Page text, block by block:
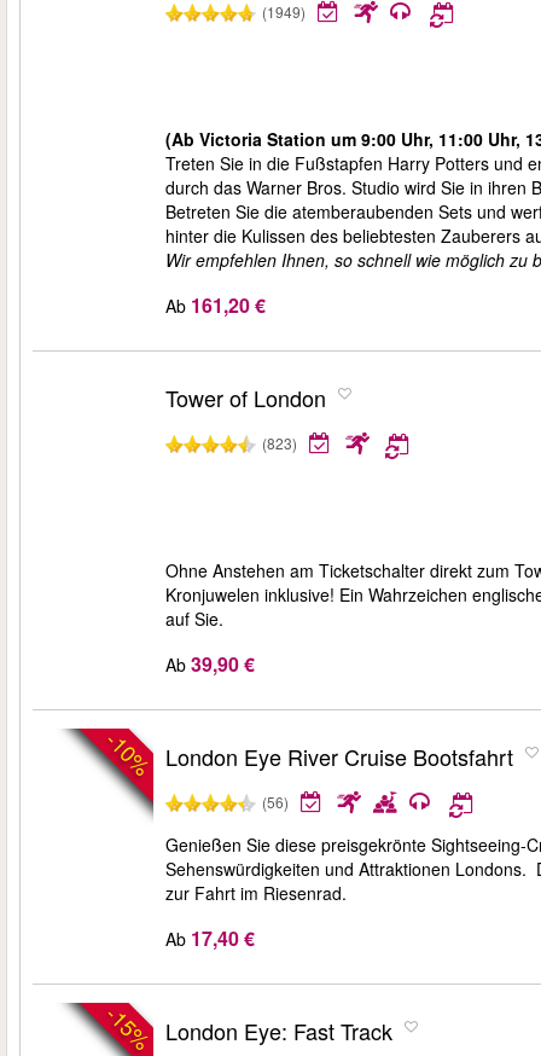
(1949)
(Ab Victoria Station um 9:00 Uhr, 11:00 Uhr,
Treten Sie in die Fußstapfen Harry Potters und
durch das Warner Bros. Studio wird Sie in ihren
Betreten Sie die atemberaubenden Sets und
hinter die Kulissen des beliebtesten Zauberers
Wir empfehlen Ihnen, so schnell wie möglich
Ab 161,20 €
Tower of London
(823)
Ohne Anstehen am Ticketschalter direkt zum
Kronjuwelen inklusive! Ein Wahrzeichen
auf Sie.
Ab 39,90 €
-10% London Eye River Cruise Bootsfahrt
(56)
Genießen Sie diese preisgekrönte Sightseeing-
Sehenswürdigkeiten und Attraktionen
zur Fahrt im Riesenrad.
Ab 17,40 €
-15% London Eye: Fast Track